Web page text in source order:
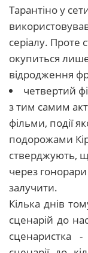
Тарантіно у
серіалу. Проте
окупиться
відродження
четвертий
з тим самим
фільми, події
подорожами
стверджують,
через
залучити.
Кілька днів
сценарій до
сценаристка